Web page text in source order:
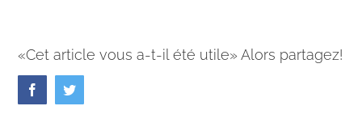
«Cet article vous a-t-il été utile» Alors partagez!
FacebookTwitter